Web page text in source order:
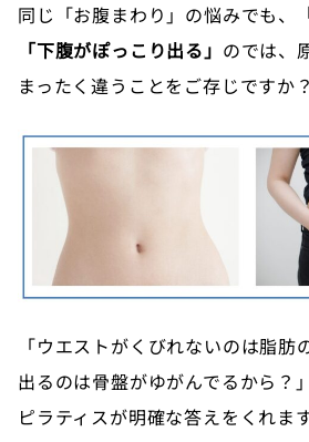
同じ「お腹まわり」の悩みでも、
「下腹がぽっこり出る」 のでは、
まったく違うことをご存じですか？
「ウエストがくびれないのは脂肪
出るのは骨盤がゆがんでるから
ピラティスが明確な答えをくれます